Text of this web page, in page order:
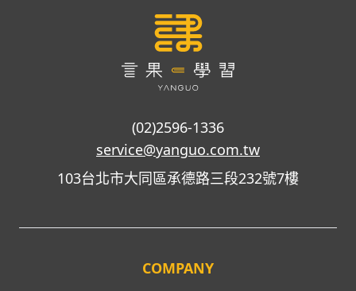
(02)2596-1336
service@yanguo.com.tw
103台北市大同區承德路三段232號7樓
COMPANY